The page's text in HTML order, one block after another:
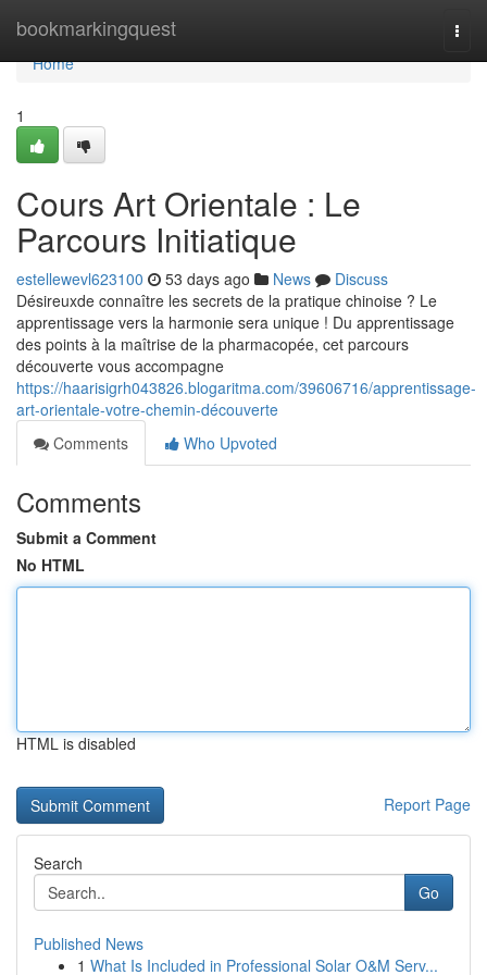
bookmarkingquest
Home
Home
1
Cours Art Orientale : Le
Parcours Initiatique
estellewevl623100 53 days ago News
Discuss
Désireuxde connaître les secrets de la pratique chinoise ? Le
apprentissage vers la harmonie sera unique ! Du apprentissage
des points à la maîtrise de la pharmacopée, cet parcours
découverte vous accompagne
https://haarisigrh043826.blogaritma.com/39606716/apprentissage-
art-orientale-votre-chemin-découverte
Comments
Who Upvoted
Comments
Submit a Comment
No HTML
HTML is disabled
Report Page
Search
Go
Published News
1 What Is Included in Professional Solar O&M Serv...